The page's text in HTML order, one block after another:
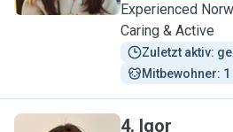
Experienced
Caring & Active
Zuletzt aktiv:
Mitbewohner: 1
4. Igor